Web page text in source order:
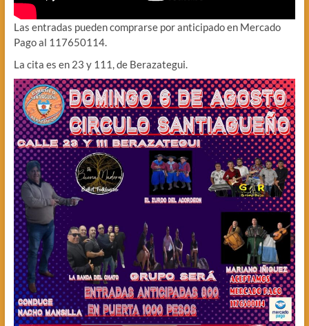
Las entradas pueden comprarse por anticipado en Mercado
Pago al 117650114.
La cita es en 23 y 111, de Berazategui.